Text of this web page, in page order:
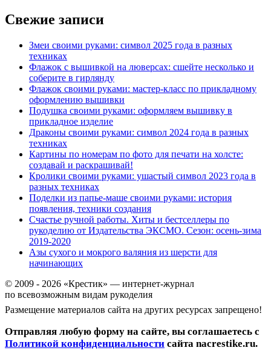
Свежие записи
Змеи своими руками: символ 2025 года в разных
техниках
Флажок с вышивкой на люверсах: сшейте несколько и
соберите в гирлянду
Флажок своими руками: мастер-класс по прикладному
оформлению вышивки
Подушка своими руками: оформляем вышивку в
прикладное изделие
Драконы своими руками: символ 2024 года в разных
техниках
Картины по номерам по фото для печати на холсте:
создавай и раскрашивай!
Кролики своими руками: ушастый символ 2023 года в
разных техниках
Поделки из папье-маше своими руками: история
появления, техники создания
Счастье ручной работы. Хиты и бестселлеры по
рукоделию от Издательства ЭКСМО. Сезон: осень-зима
2019-2020
Азы сухого и мокрого валяния из шерсти для
начинающих
© 2009 - 2026 «Крестик» — интернет-журнал
по всевозможным видам рукоделия
Размещение материалов сайта на других ресурсах запрещено!
Отправляя любую форму на сайте, вы соглашаетесь с
Политикой конфиденциальности сайта nacrestike.ru.